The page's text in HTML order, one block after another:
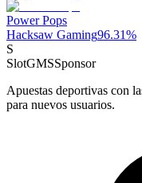
Power Pops
Hacksaw Gaming96.31%
S
SlotGMSSponsor
Apuestas deportivas con
para nuevos usuarios.